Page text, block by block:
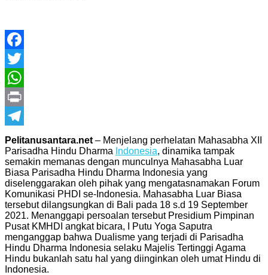
Facebook
Twitter
WhatsApp
Print
Telegram
Pelitanusantara.net – Menjelang perhelatan Mahasabha XII
Parisadha Hindu Dharma Indonesia, dinamika tampak
semakin memanas dengan munculnya Mahasabha Luar
Biasa Parisadha Hindu Dharma Indonesia yang
diselenggarakan oleh pihak yang mengatasnamakan Forum
Komunikasi PHDI se-Indonesia. Mahasabha Luar Biasa
tersebut dilangsungkan di Bali pada 18 s.d 19 September
2021. Menanggapi persoalan tersebut Presidium Pimpinan
Pusat KMHDI angkat bicara, I Putu Yoga Saputra
menganggap bahwa Dualisme yang terjadi di Parisadha
Hindu Dharma Indonesia selaku Majelis Tertinggi Agama
Hindu bukanlah satu hal yang diinginkan oleh umat Hindu di
Indonesia.